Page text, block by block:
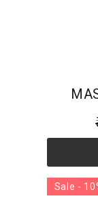
Sale -